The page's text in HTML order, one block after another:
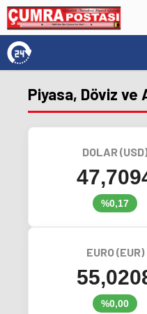
Piyasa, Döviz ve
DOLAR (USD)
%0,17
EURO (EUR)
%0,00